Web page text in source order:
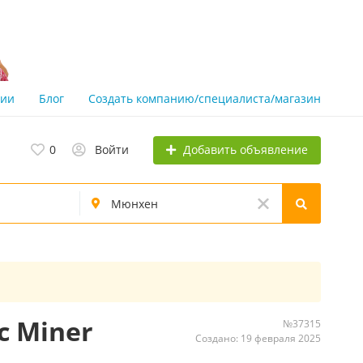
Блог Создать компанию/специалиста/магазин
0 Войти Добавить объявление
Miner
№37315
Создано: 19 февраля 2025